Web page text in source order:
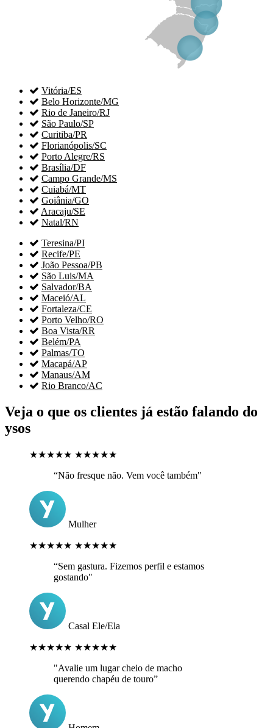
 Vitória/ES
 Belo Horizonte/MG
 Rio de Janeiro/RJ
 São Paulo/SP
 Curitiba/PR
 Florianópolis/SC
 Porto Alegre/RS
 Brasília/DF
 Campo Grande/MS
 Cuiabá/MT
 Goiânia/GO
 Aracaju/SE
 Natal/RN
 Teresina/PI
 Recife/PE
 João Pessoa/PB
 São Luis/MA
 Salvador/BA
 Maceió/AL
 Fortaleza/CE
 Porto Velho/RO
 Boa Vista/RR
 Belém/PA
 Palmas/TO
 Macapá/AP
 Manaus/AM
 Rio Branco/AC
Veja o que os clientes já estão falando do
ysos
★★★★★ ★★★★★
“Não fresque não. Vem você também"
Mulher
★★★★★ ★★★★★
“Sem gastura. Fizemos perfil e estamos
gostando"
Casal Ele/Ela
★★★★★ ★★★★★
"Avalie um lugar cheio de macho
querendo chapéu de touro”